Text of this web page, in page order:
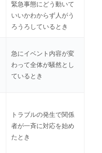
緊急事態にどう動いて
いいかわからず人がう
ろうろしているとき
急にイベント内容が変
わって全体が騒然とし
ているとき
トラブルの発生で関係
者が一斉に対応を始め
たとき